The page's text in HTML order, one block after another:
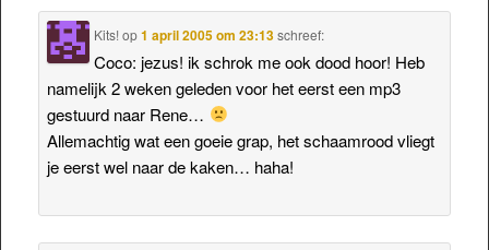
Kits! op1 april 2005 om 23:13 schreef:
Coco: jezus! ik schrok me ook dood hoor! Heb
namelijk 2 weken geleden voor het eerst een mp3
gestuurd naar Rene…
Allemachtig wat een goeie grap, het schaamrood vliegt
je eerst wel naar de kaken… haha!